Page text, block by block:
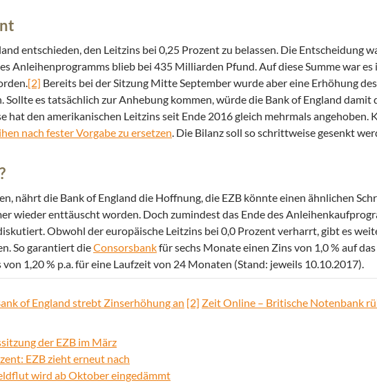
entschieden, den Leitzins bei 0,25 Prozent zu belassen. Die Entscheidung
Anleihenprogramms blieb bei 435 Milliarden Pfund. Auf diese Summe war es
[2] Bereits bei der Sitzung Mitte September wurde aber eine Erhöhung
es tatsächlich zur Anhebung kommen, würde die Bank of England damit
hat den amerikanischen Leitzins seit Ende 2016 gleich mehrmals angehoben.
nach fester Vorgabe zu ersetzen. Die Bilanz soll so schrittweise gesenkt
nährt die Bank of England die Hoffnung, die EZB könnte einen ähnlichen
wieder enttäuscht worden. Doch zumindest das Ende des
Obwohl der europäische Leitzins bei 0,0 Prozent verharrt, gibt es
So garantiert dieConsorsbankfür sechs Monate einen Zins von 1,0 % auf das
von 1,20 % p.a. für eine Laufzeit von 24 Monaten (Stand: jeweils 10.10.2017).
of England strebt Zinserhöhung an [2] Zeit Online – Britische Notenbank
der EZB im März
EZB zieht erneut nach
wird ab Oktober eingedämmt